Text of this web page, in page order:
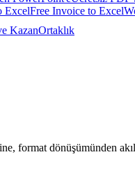
ExcelFree Invoice to Excel
KazanOrtaklık
format dönüşümünden